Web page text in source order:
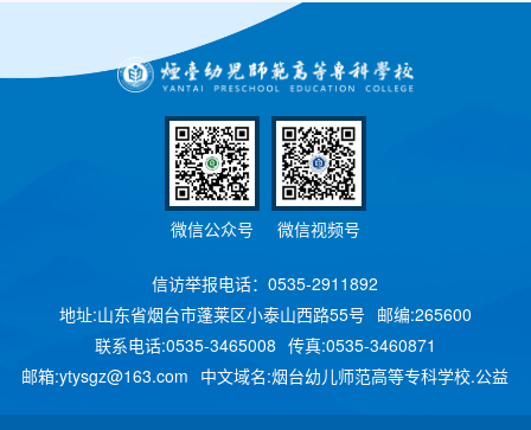
微信公众号 微信视频号
信访举报电话：0535-2911892
地址:山东省烟台市蓬莱区小泰山西路55号 邮编:265600
联系电话:0535-3465008 传真:0535-3460871
邮箱:ytysgz@163.com 中文域名:烟台幼儿师范高等专科学校.公益